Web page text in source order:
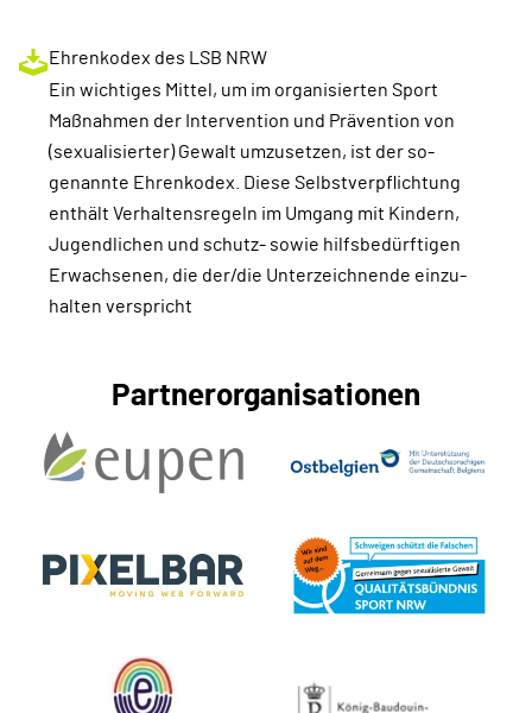
Ehrenkodex des LSB NRW
Ein wichtiges Mittel, um im organisierten Sport
Maßnahmen der Intervention und Prävention von
(sexualisierter) Gewalt umzusetzen, ist der so-
genannte Ehrenkodex. Diese Selbstverpflichtung
enthält Verhaltensregeln im Umgang mit Kindern,
Jugendlichen und schutz- sowie hilfsbedürftigen
Erwachsenen, die der/die Unterzeichnende einzu-
halten verspricht
Partnerorganisationen